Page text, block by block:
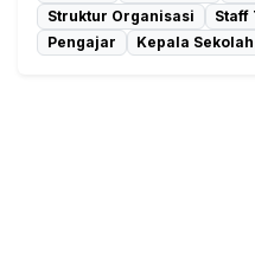
Struktur Organisasi
Staff
Pengajar
Kepala Sekolah